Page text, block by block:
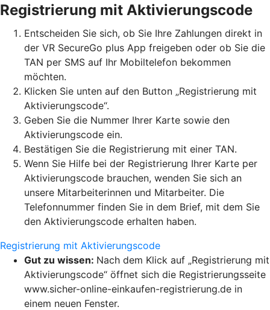
Registrierung mit Aktivierungscode
Entscheiden Sie sich, ob Sie Ihre Zahlungen direkt in
der VR SecureGo plus App freigeben oder ob Sie die
TAN per SMS auf Ihr Mobiltelefon bekommen
möchten.
Klicken Sie unten auf den Button „Registrierung mit
Aktivierungscode“.
Geben Sie die Nummer Ihrer Karte sowie den
Aktivierungscode ein.
Bestätigen Sie die Registrierung mit einer TAN.
Wenn Sie Hilfe bei der Registrierung Ihrer Karte per
Aktivierungscode brauchen, wenden Sie sich an
unsere Mitarbeiterinnen und Mitarbeiter. Die
Telefonnummer finden Sie in dem Brief, mit dem Sie
den Aktivierungscode erhalten haben.
Registrierung mit Aktivierungscode
Gut zu wissen: Nach dem Klick auf „Registrierung mit
Aktivierungscode“ öffnet sich die Registrierungsseite
www.sicher-online-einkaufen-registrierung.de in
einem neuen Fenster.